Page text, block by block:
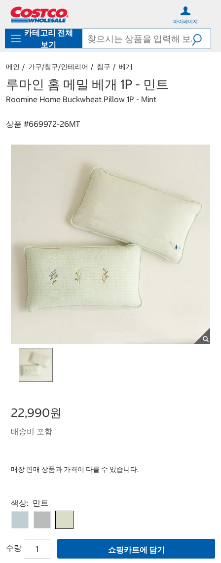
로
기
가
마이페이지
카테고리 전체
보기
메인 가구/침구/인테리어 침구 베개
루마인 홈 메밀 베개 1P - 민트
Roomine Home Buckwheat Pillow 1P - Mint
상품 #669972-26MT
22,990원
배송비 포함
매장 판매 상품과 가격이 다를 수 있습니다.
Select product
색상: 민트
수량 쇼핑카트에 담기